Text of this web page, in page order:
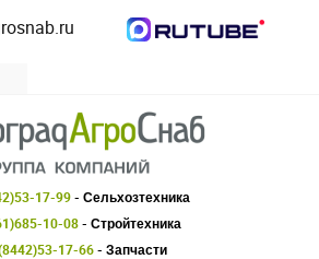
17-99- Сельхозтехника
10-08- Стройтехника
17-66- Запчасти